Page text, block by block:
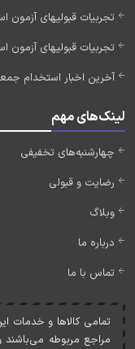
تجربیات قبولیهای
تجربیات قبولیهای آزمون
آخرین اخبار استخدام جمعیت هلال
لینک‌های مهم
چهارشنبه‌های تخفیفی
رضایت و قبولی
وبلاگ
درباره ما
تماس با ما
تمامی کالاها و خدمات
مراجع مربوطه می‌باشند